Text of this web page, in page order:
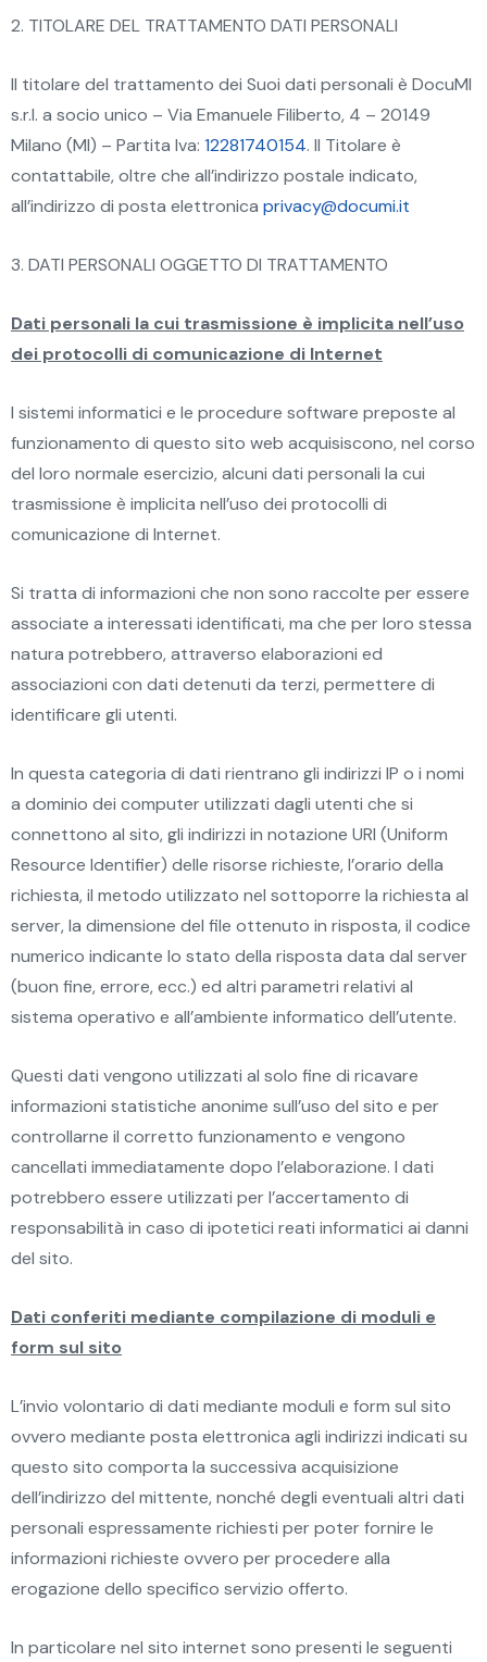
2. TITOLARE DEL TRATTAMENTO DATI PERSONALI
Il titolare del trattamento dei Suoi dati personali è DocuMI
s.r.l. a socio unico – Via Emanuele Filiberto, 4 – 20149
Milano (MI) – Partita Iva: 12281740154. Il Titolare è
contattabile, oltre che all’indirizzo postale indicato,
all’indirizzo di posta elettronica privacy@documi.it
3. DATI PERSONALI OGGETTO DI TRATTAMENTO
Dati personali la cui trasmissione è implicita nell’uso
dei protocolli di comunicazione di Internet
I sistemi informatici e le procedure software preposte al
funzionamento di questo sito web acquisiscono, nel corso
del loro normale esercizio, alcuni dati personali la cui
trasmissione è implicita nell’uso dei protocolli di
comunicazione di Internet.
Si tratta di informazioni che non sono raccolte per essere
associate a interessati identificati, ma che per loro stessa
natura potrebbero, attraverso elaborazioni ed
associazioni con dati detenuti da terzi, permettere di
identificare gli utenti.
In questa categoria di dati rientrano gli indirizzi IP o i nomi
a dominio dei computer utilizzati dagli utenti che si
connettono al sito, gli indirizzi in notazione URI (Uniform
Resource Identifier) delle risorse richieste, l’orario della
richiesta, il metodo utilizzato nel sottoporre la richiesta al
server, la dimensione del file ottenuto in risposta, il codice
numerico indicante lo stato della risposta data dal server
(buon fine, errore, ecc.) ed altri parametri relativi al
sistema operativo e all’ambiente informatico dell’utente.
Questi dati vengono utilizzati al solo fine di ricavare
informazioni statistiche anonime sull’uso del sito e per
controllarne il corretto funzionamento e vengono
cancellati immediatamente dopo l’elaborazione. I dati
potrebbero essere utilizzati per l’accertamento di
responsabilità in caso di ipotetici reati informatici ai danni
del sito.
Dati conferiti mediante compilazione di moduli e
form sul sito
L’invio volontario di dati mediante moduli e form sul sito
ovvero mediante posta elettronica agli indirizzi indicati su
questo sito comporta la successiva acquisizione
dell’indirizzo del mittente, nonché degli eventuali altri dati
personali espressamente richiesti per poter fornire le
informazioni richieste ovvero per procedere alla
erogazione dello specifico servizio offerto.
In particolare nel sito internet sono presenti le seguenti